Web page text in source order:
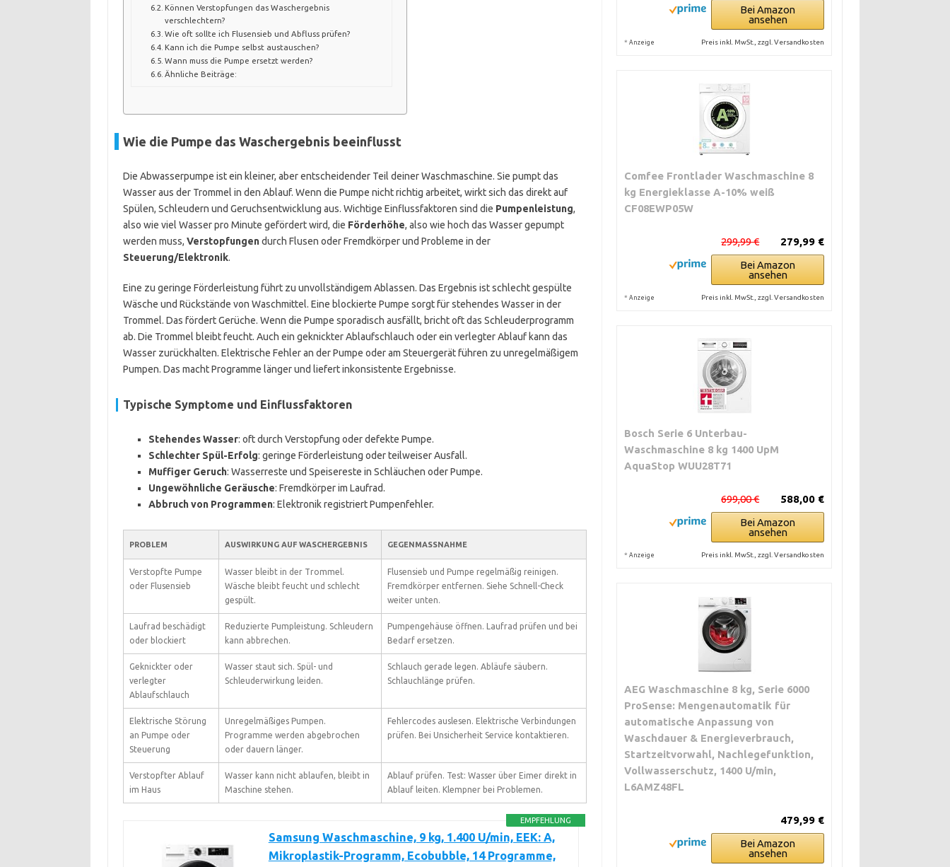
Können Verstopfungen das Waschergebnis
verschlechtern?
Wie oft sollte ich Flusensieb und Abfluss prüfen?
Kann ich die Pumpe selbst austauschen?
Wann muss die Pumpe ersetzt werden?
Ähnliche Beiträge:
Wie die Pumpe das Waschergebnis beeinflusst
Die Abwasserpumpe ist ein kleiner, aber entscheidender Teil deiner Waschmaschine. Sie pumpt das
Wasser aus der Trommel in den Ablauf. Wenn die Pumpe nicht richtig arbeitet, wirkt sich das direkt auf
Spülen, Schleudern und Geruchsentwicklung aus. Wichtige Einflussfaktoren sind die Pumpenleistung,
also wie viel Wasser pro Minute gefördert wird, die Förderhöhe, also wie hoch das Wasser gepumpt
werden muss, Verstopfungendurch Flusen oder Fremdkörper und Probleme in der
Steuerung/Elektronik.
Eine zu geringe Förderleistung führt zu unvollständigem Ablassen. Das Ergebnis ist schlecht gespülte
Wäsche und Rückstände von Waschmittel. Eine blockierte Pumpe sorgt für stehendes Wasser in der
Trommel. Das fördert Gerüche. Wenn die Pumpe sporadisch ausfällt, bricht oft das Schleuderprogramm
ab. Die Trommel bleibt feucht. Auch ein geknickter Ablaufschlauch oder ein verlegter Ablauf kann das
Wasser zurückhalten. Elektrische Fehler an der Pumpe oder am Steuergerät führen zu unregelmäßigem
Pumpen. Das macht Programme länger und liefert inkonsistente Ergebnisse.
Typische Symptome und Einflussfaktoren
Stehendes Wasser: oft durch Verstopfung oder defekte Pumpe.
Schlechter Spül-Erfolg: geringe Förderleistung oder teilweiser Ausfall.
Muffiger Geruch: Wasserreste und Speisereste in Schläuchen oder Pumpe.
Ungewöhnliche Geräusche: Fremdkörper im Laufrad.
Abbruch von Programmen: Elektronik registriert Pumpenfehler.
PROBLEM AUSWIRKUNG AUF WASCHERGEBNIS GEGENMASSNAHME
Verstopfte Pumpe
oder Flusensieb
Wasser bleibt in der Trommel.
Wäsche bleibt feucht und schlecht
gespült.
Flusensieb und Pumpe regelmäßig reinigen.
Fremdkörper entfernen. Siehe Schnell-Check
weiter unten.
Laufrad beschädigt
oder blockiert
Reduzierte Pumpleistung. Schleudern
kann abbrechen.
Pumpengehäuse öffnen. Laufrad prüfen und bei
Bedarf ersetzen.
Geknickter oder
verlegter
Ablaufschlauch
Wasser staut sich. Spül- und
Schleuderwirkung leiden.
Schlauch gerade legen. Abläufe säubern.
Schlauchlänge prüfen.
Elektrische Störung
an Pumpe oder
Steuerung
Unregelmäßiges Pumpen.
Programme werden abgebrochen
oder dauern länger.
Fehlercodes auslesen. Elektrische Verbindungen
prüfen. Bei Unsicherheit Service kontaktieren.
Verstopfter Ablauf
im Haus
Wasser kann nicht ablaufen, bleibt in
Maschine stehen.
Ablauf prüfen. Test: Wasser über Eimer direkt in
Ablauf leiten. Klempner bei Problemen.
EMPFEHLUNG
Samsung Waschmaschine, 9 kg, 1.400 U/min, EEK: A,
Mikroplastik-Programm, Ecobubble, 14 Programme,
Bei Amazon
ansehen
* Anzeige Preis inkl. MwSt., zzgl. Versandkosten
Comfee Frontlader Waschmaschine 8
kg Energieklasse A-10% weiß
CF08EWP05W
279,99 €
299,99 €
Bei Amazon
ansehen
* Anzeige Preis inkl. MwSt., zzgl. Versandkosten
Bosch Serie 6 Unterbau-
Waschmaschine 8 kg 1400 UpM
AquaStop WUU28T71
588,00 €
699,00 €
Bei Amazon
ansehen
* Anzeige Preis inkl. MwSt., zzgl. Versandkosten
AEG Waschmaschine 8 kg, Serie 6000
ProSense: Mengenautomatik für
automatische Anpassung von
Waschdauer & Energieverbrauch,
Startzeitvorwahl, Nachlegefunktion,
Vollwasserschutz, 1400 U/min,
L6AMZ48FL
479,99 €
Bei Amazon
ansehen